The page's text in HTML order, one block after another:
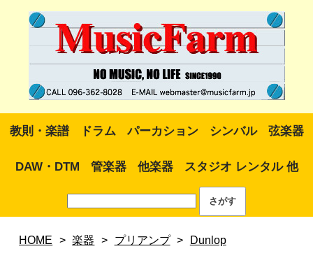
教則・楽譜 ドラム パーカション シンバル 弦楽器
DAW・DTM 管楽器 他楽器 スタジオ レンタル 他
HOME > 楽器 > プリアンプ > Dunlop